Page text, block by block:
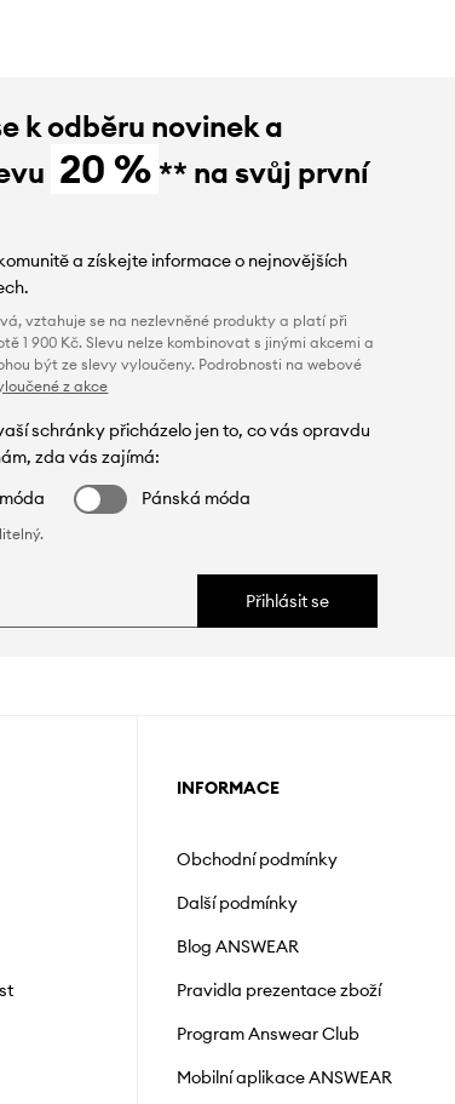
k odběru novinek a
20 % ** na svůj první
a získejte informace o nejnovějších
vztahuje se na nezlevněné produkty a platí při
1 900 Kč. Slevu nelze kombinovat s jinými akcemi a
být ze slevy vyloučeny. Podrobnosti na webové
z akce
schránky přicházelo jen to, co vás opravdu
zda vás zajímá:
Pánská móda
Přihlásit se
INFORMACE
Obchodní podmínky
Další podmínky
Blog ANSWEAR
Pravidla prezentace zboží
Program Answear Club
Mobilní aplikace ANSWEAR